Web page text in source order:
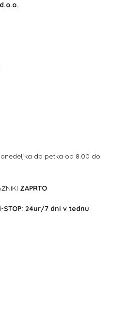
do petka od 8.00 do
ZAPRTO
STOP: 24ur/7 dni v tednu